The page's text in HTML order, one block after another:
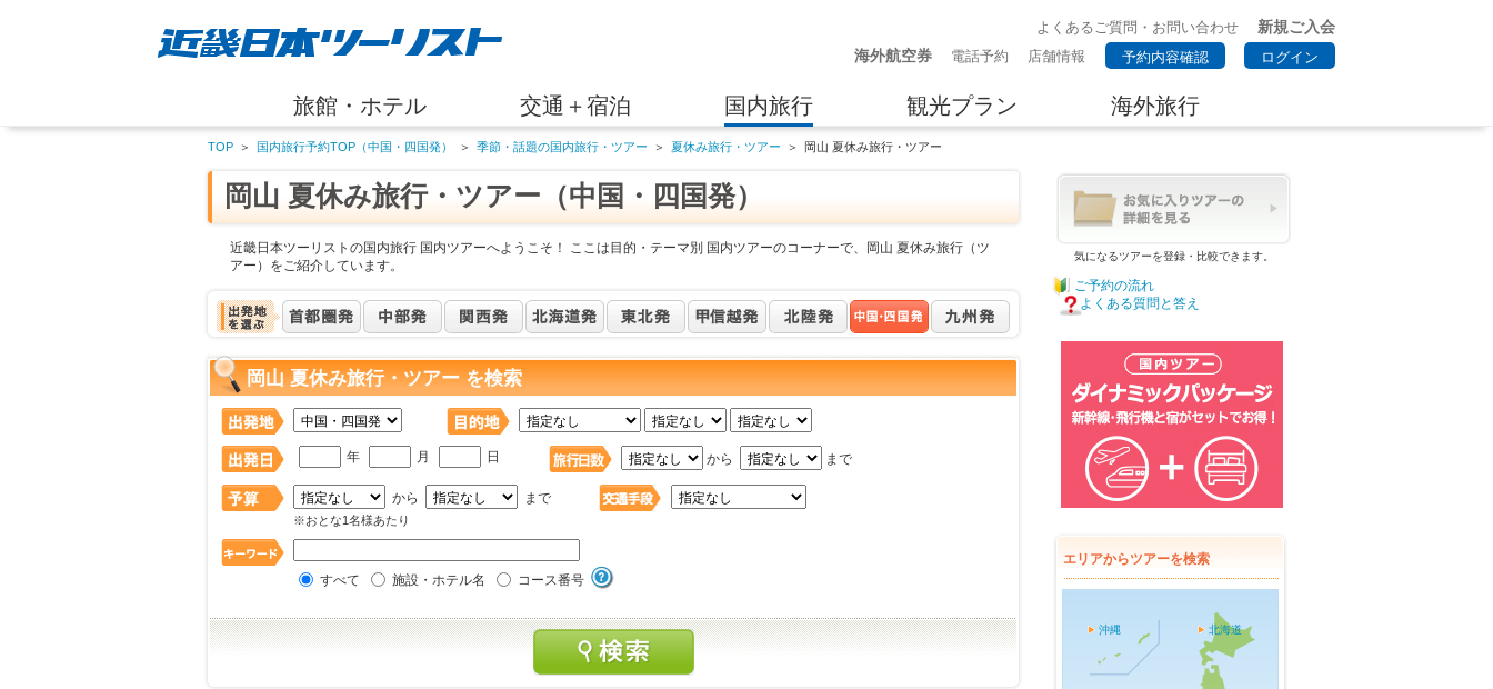
よくあるご質問・お問い合わせ
新規ご入会
海外航空券
電話予約 店舗情報 予約内容確認 ログイン
旅館・ホテル 交通＋宿泊 国内旅行 観光プラン 海外旅行
TOP ＞ 国内旅行予約TOP（中国・四国発） ＞ 季節・話題の国内旅行・ツアー ＞ 夏休み旅行・ツアー ＞ 岡山 夏休み旅行・ツアー
岡山 夏休み旅行・ツアー（中国・四国発）
近畿日本ツーリストの国内旅行 国内ツアーへようこそ！ ここは目的・テーマ別 国内ツアーのコーナーで、岡山 夏休み旅行（ツ
アー）をご紹介しています。
岡山 夏休み旅行・ツアー を検索
年 月 日 から まで
から まで
※おとな1名様あたり
すべて 施設・ホテル名 コース番号
気になるツアーを登録・比較できます。
ご予約の流れ
よくある質問と答え
エリアからツアーを検索
北海道
沖縄